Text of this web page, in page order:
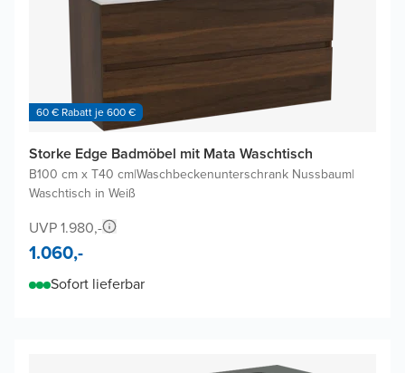
60 € Rabatt je 600 €
Storke Edge Badmöbel mit Mata Waschtisch
B100 cm x T40 cm|Waschbeckenunterschrank Nussbaum|
Waschtisch in Weiß
UVP 1.980,-
1.060,-
Sofort lieferbar